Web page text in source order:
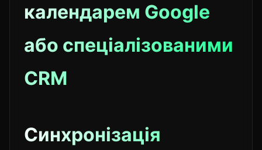
календарем Google
або спеціалізованими
CRM
Синхронізація